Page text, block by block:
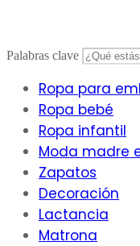
Palabras clave
Ropa para
Ropa bebé
Ropa infantil
Moda madre
Zapatos
Decoración
Lactancia
Matrona